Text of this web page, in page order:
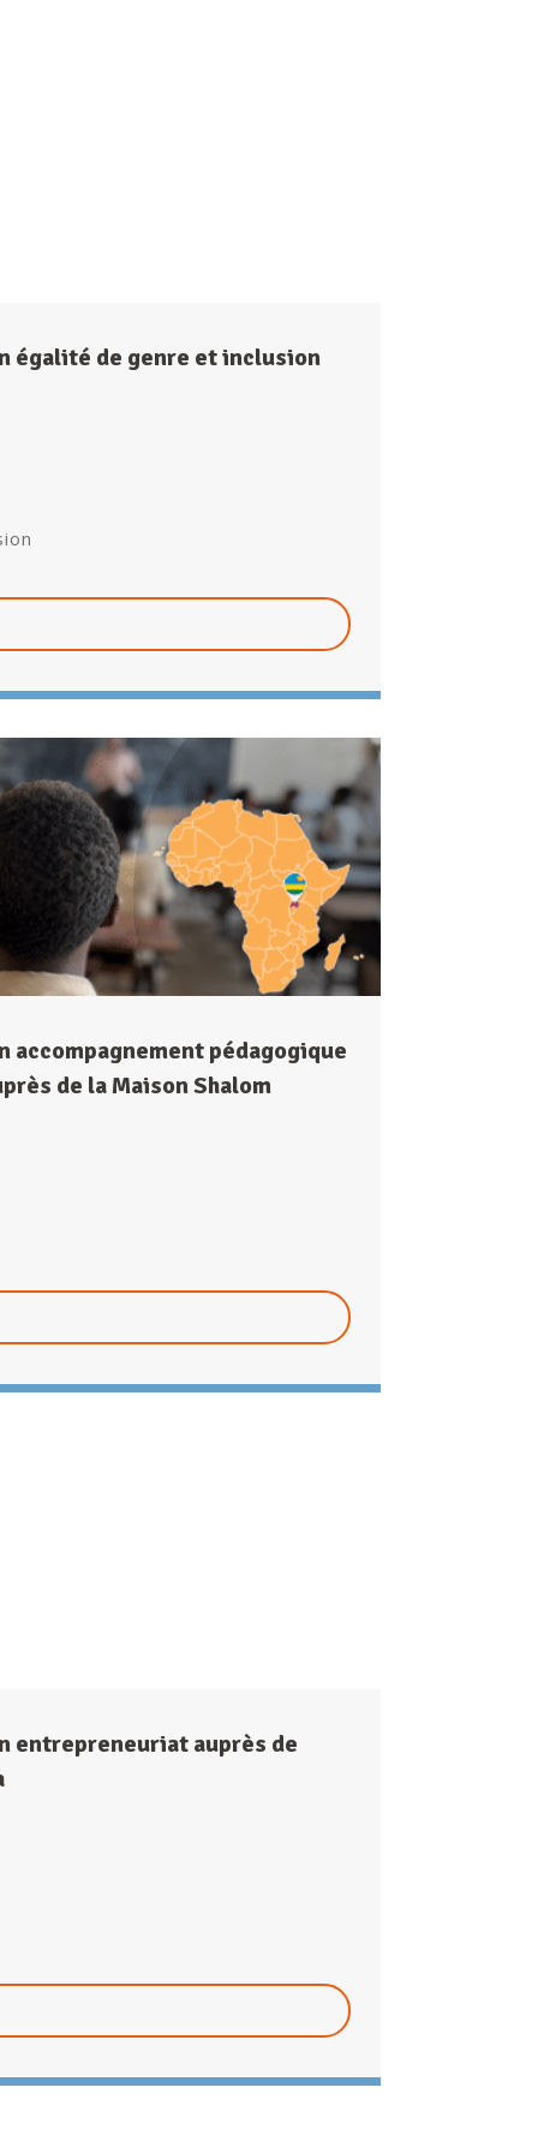
égalité de genre et inclusion
accompagnement pédagogique
de la Maison Shalom
entrepreneuriat auprès de